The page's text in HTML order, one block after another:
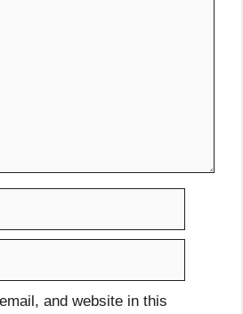
and website in this